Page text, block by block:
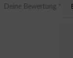
Deine Bewertung *